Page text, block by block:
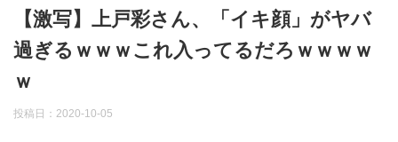
【激写】上戸彩さん、「イキ顔」がヤバ
過ぎるｗｗｗこれ入ってるだろｗｗｗｗ
ｗ
投稿日： 2020-10-05